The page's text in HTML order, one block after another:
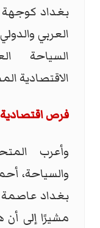
بغداد كوجهة
العربي
السياحة
الاقتصادية
فرص
وأعرب
والسياحة،
مشيرًا إلى أن